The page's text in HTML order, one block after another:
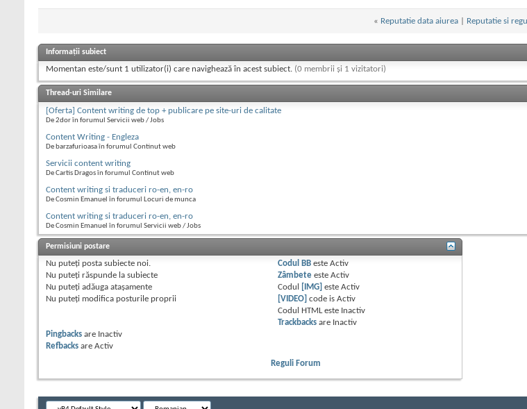
« Reputatie data aiurea Reputatie si
Informații subiect
Momentan este/sunt 1 utilizator(i) care navighează în acest subiect. (0 membrii și 1 vizitatori)
Thread-uri Similare
[Oferta] Content writing de top + publicare pe site-uri de calitate
De 2dor în forumul Servicii web / Jobs
Content Writing - Engleza
De barzafurioasa în forumul Continut web
Servicii content writing
De Cartis Dragos în forumul Continut web
Content writing si traduceri ro-en, en-ro
De Cosmin Emanuel în forumul Locuri de munca
Content writing si traduceri ro-en, en-ro
De Cosmin Emanuel în forumul Servicii web / Jobs
Permisiuni postare
Nu puteţi posta subiecte noi.
Nu puteţi răspunde la subiecte
Nu puteţi adăuga ataşamente
Nu puteţi modifica posturile proprii
Codul BB esteActiv
Zâmbete esteActiv
Codul
[IMG] esteActiv
[VIDEO] code isActiv
Codul HTML este Inactiv
Trackbacks are Inactiv
Pingbacks are Inactiv
Refbacks are Activ
Reguli Forum